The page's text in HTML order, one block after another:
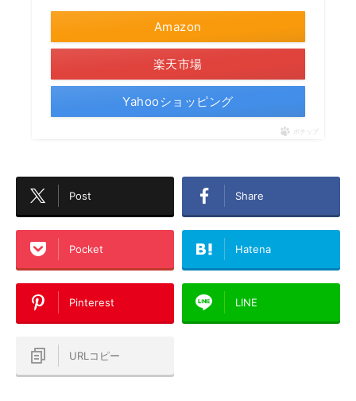
Amazon
楽天市場
Yahooショッピング
ポチップ
Post Share
Pocket Hatena
Pinterest LINE
URLコピー